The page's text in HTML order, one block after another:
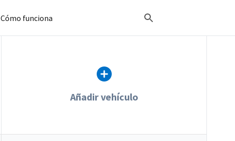
Cómo funciona
Añadir vehículo